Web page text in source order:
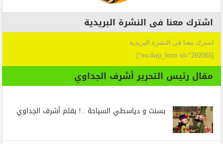
اشترك معنا فى النشرة البريدية
اشترك معنا فى النشرة البريدية
[mc4wp_form id="292065"]
مقال رئيس التحرير أشرف الجداوي
بسنت و دياسطي السياحة ..! بقلم أشرف الجداوي